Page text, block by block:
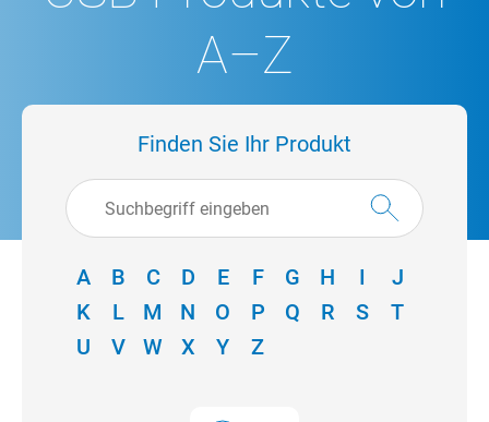
A–Z
Finden Sie Ihr Produkt
A B C D E F G H I
J
K
L M N O P Q R S
T
U
V W X Y Z
A